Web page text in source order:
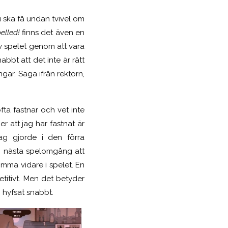
få undan tvivel om
finns det även en
spelet genom att vara
att det inte är rätt
Säga ifrån rektorn,
fastnar och vet inte
att jag har fastnat är
gjorde i den förra
nästa spelomgång att
vidare i spelet. En
Men det betyder
snabbt.